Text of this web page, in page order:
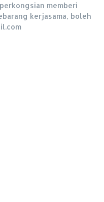
memberi
kerjasama, boleh